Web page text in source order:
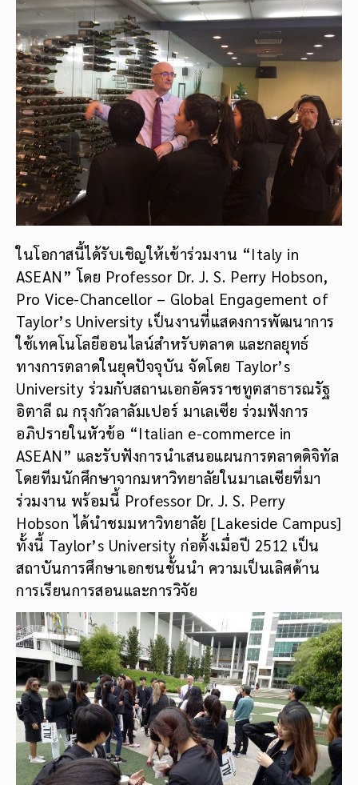
ในโอกาสนี้ได้รับเชิญให้เข้าร่วมงาน “Italy in
ASEAN” โดย Professor Dr. J. S. Perry Hobson,
Pro Vice-Chancellor – Global Engagement of
Taylor’s University เป็นงานที่แสดงการพัฒนาการ
ใช้เทคโนโลยีออนไลน์สำหรับตลาด และกลยุทธ์
ทางการตลาดในยุคปัจจุบัน จัดโดย Taylor’s
University ร่วมกับสถานเอกอัครราชทูตสาธารณรัฐ
อิตาลี ณ กรุงกัวลาลัมเปอร์ มาเลเซีย ร่วมฟังการ
อภิปรายในหัวข้อ “Italian e-commerce in
ASEAN” และรับฟังการนำเสนอแผนการตลาดดิจิทัล
โดยทีมนักศึกษาจากมหาวิทยาลัยในมาเลเซียที่มา
ร่วมงาน พร้อมนี้ Professor Dr. J. S. Perry
Hobson ได้นำชมมหาวิทยาลัย [Lakeside Campus]
ทั้งนี้ Taylor’s University ก่อตั้งเมื่อปี 2512 เป็น
สถาบันการศึกษาเอกชนชั้นนำ ความเป็นเลิศด้าน
การเรียนการสอนและการวิจัย